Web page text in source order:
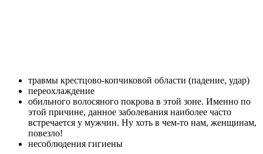
травмы крестцово-копчиковой области (падение, удар)
переохлаждение
обильного волосяного покрова в этой зоне. Именно по
этой причине, данное заболевания наиболее часто
встречается у мужчин. Ну хоть в чем-то нам, женщинам,
повезло!
несоблюдения гигиены